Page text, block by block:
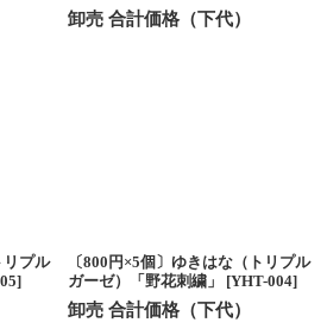
卸売 合計価格（下代）
リプル
]
〔800円×5個〕ゆきはな（トリプル
ガーゼ）「野花刺繍」
[YHT-004]
卸売 合計価格（下代）